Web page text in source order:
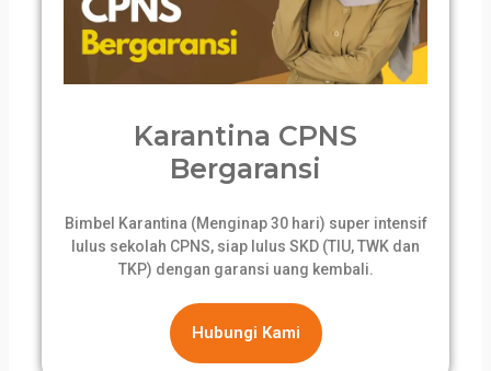
Karantina CPNS
Bergaransi
Bimbel Karantina (Menginap 30 hari) super intensif
lulus sekolah CPNS, siap lulus SKD (TIU, TWK dan
TKP) dengan garansi uang kembali.
Hubungi Kami